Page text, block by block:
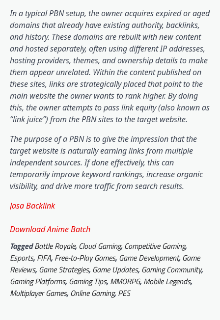
In a typical PBN setup, the owner acquires expired or aged
domains that already have existing authority, backlinks,
and history. These domains are rebuilt with new content
and hosted separately, often using different IP addresses,
hosting providers, themes, and ownership details to make
them appear unrelated. Within the content published on
these sites, links are strategically placed that point to the
main website the owner wants to rank higher. By doing
this, the owner attempts to pass link equity (also known as
“link juice”) from the PBN sites to the target website.
The purpose of a PBN is to give the impression that the
target website is naturally earning links from multiple
independent sources. If done effectively, this can
temporarily improve keyword rankings, increase organic
visibility, and drive more traffic from search results.
Jasa Backlink
Download Anime Batch
TaggedBattle Royale, Cloud Gaming, Competitive Gaming,
Esports, FIFA, Free-to-Play Games, Game Development, Game
Reviews, Game Strategies, Game Updates, Gaming Community,
Gaming Platforms, Gaming Tips, MMORPG, Mobile Legends,
Multiplayer Games, Online Gaming, PES